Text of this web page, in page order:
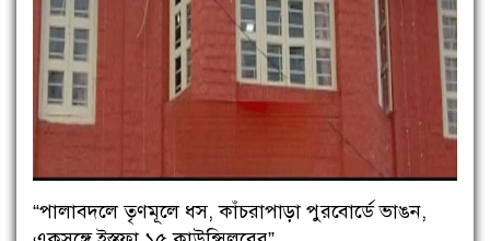
“পালাবদলে তৃণমূলে ধস, কাঁচরাপাড়া পুরবোর্ডে ভাঙন,